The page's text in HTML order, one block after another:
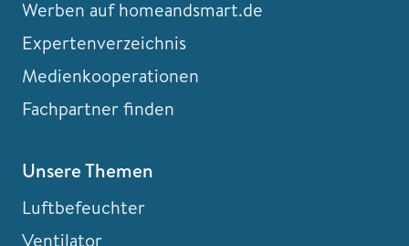
Werben auf homeandsmart.de
Expertenverzeichnis
Medienkooperationen
Fachpartner finden
Unsere Themen
Luftbefeuchter
Ventilator